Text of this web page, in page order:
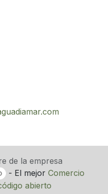
de la empresa
- El mejorComercio
abierto